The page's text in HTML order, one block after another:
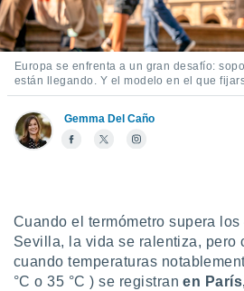
a la
la
todas
ya sean
nuestros
análisis
en
CONFIGURACIÓN
Europa se enfrenta a un gran desafío:
están llegando. Y el modelo en el que
Gemma Del Caño
Cuando el termómetro supera los
Sevilla, la vida se ralentiza, pero
cuando temperaturas
°C o 35 °C ) se registranen